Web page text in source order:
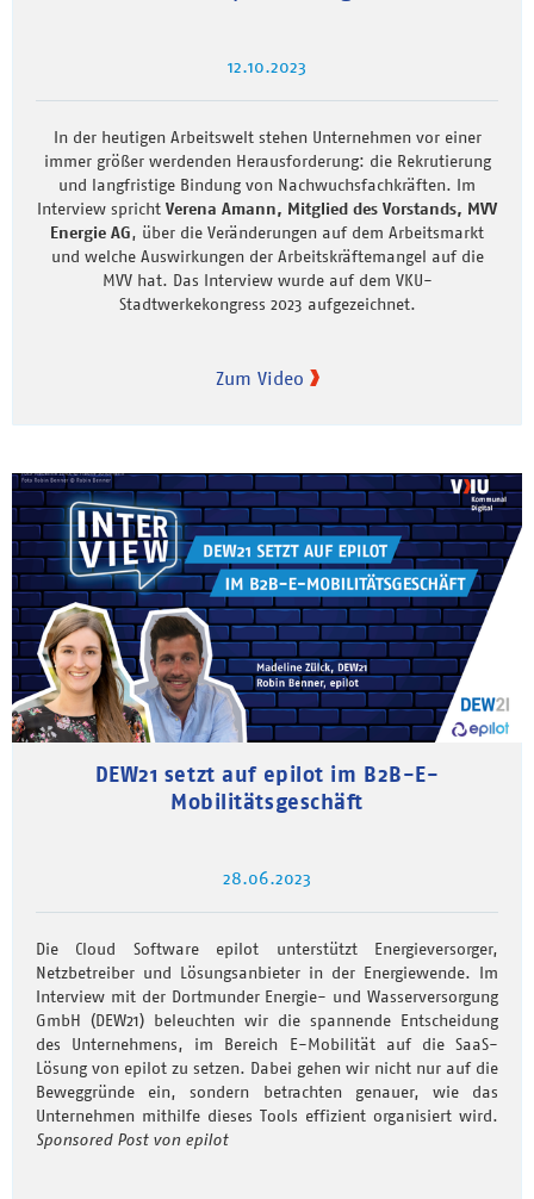
12.10.2023
In der heutigen Arbeitswelt stehen Unternehmen vor einer
immer größer werdenden Herausforderung: die Rekrutierung
und langfristige Bindung von Nachwuchsfachkräften. Im
Interview spricht Verena Amann, Mitglied des Vorstands, MVV
Energie AG, über die Veränderungen auf dem Arbeitsmarkt
und welche Auswirkungen der Arbeitskräftemangel auf die
MVV hat. Das Interview wurde auf dem VKU-
Stadtwerkekongress 2023 aufgezeichnet.
Zum Video
DEW21 setzt auf epilot im B2B-E-
Mobilitätsgeschäft
28.06.2023
Die Cloud Software epilot unterstützt Energieversorger,
Netzbetreiber und Lösungsanbieter in der Energiewende. Im
Interview mit der Dortmunder Energie- und Wasserversorgung
GmbH (DEW21) beleuchten wir die spannende Entscheidung
des Unternehmens, im Bereich E-Mobilität auf die SaaS-
Lösung von epilot zu setzen. Dabei gehen wir nicht nur auf die
Beweggründe ein, sondern betrachten genauer, wie das
Unternehmen mithilfe dieses Tools effizient organisiert wird.
Sponsored Post von epilot